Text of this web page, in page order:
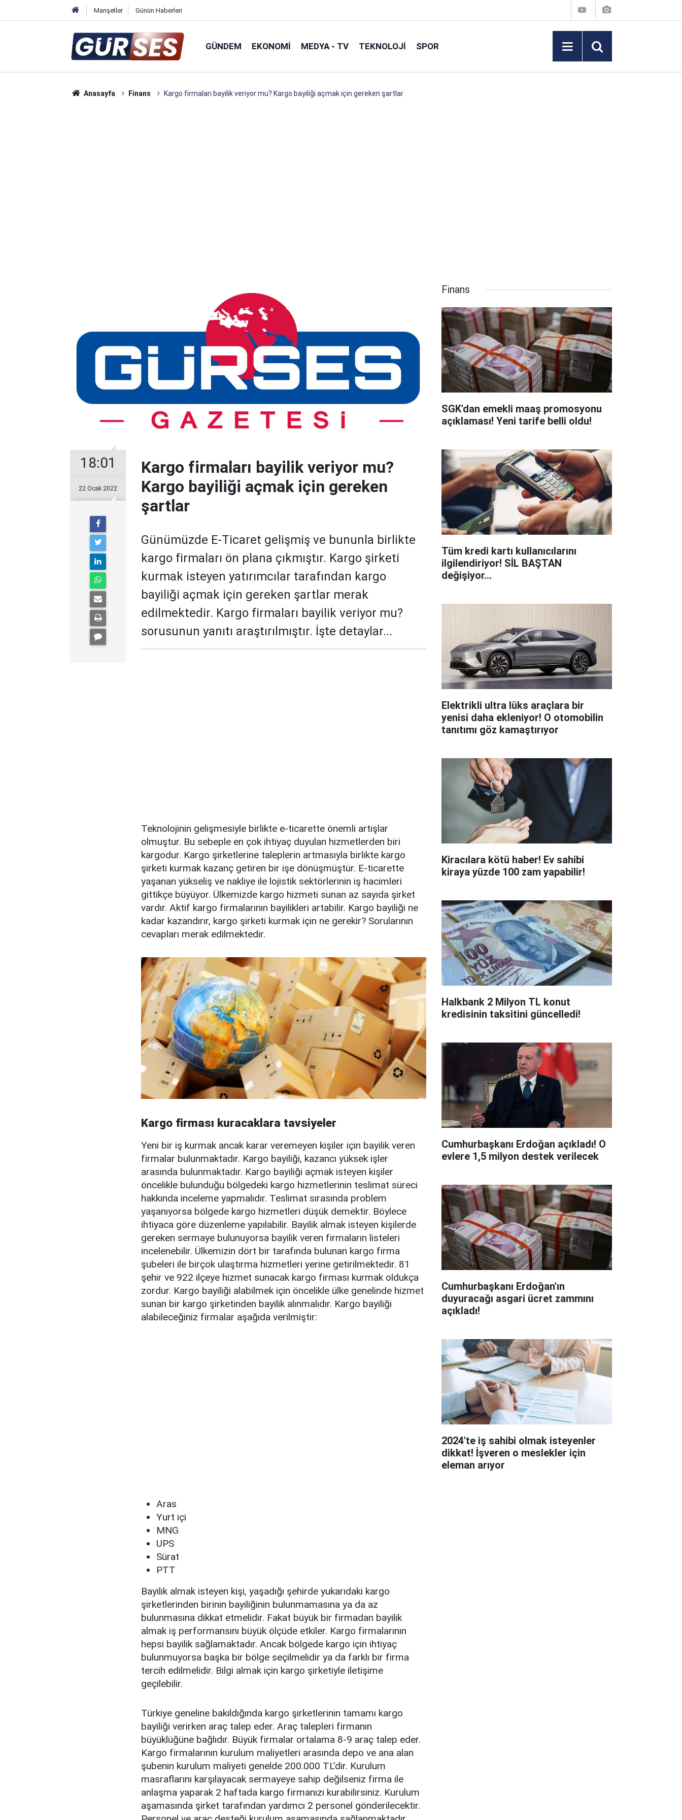
Manşetler Günün Haberleri
GÜNDEM EKONOMI MEDYA - TV TEKNOLOJI SPOR
Anasayfa Finans Kargo firmaları bayilik veriyor mu? Kargo bayiliği açmak için gereken şartlar
18:01
22 Ocak 2022
Kargo firmaları bayilik veriyor mu?
Kargo bayiliği açmak için gereken
şartlar
Günümüzde E-Ticaret gelişmiş ve bununla birlikte
kargo firmaları ön plana çıkmıştır. Kargo şirketi
kurmak isteyen yatırımcılar tarafından kargo
bayiliği açmak için gereken şartlar merak
edilmektedir. Kargo firmaları bayilik veriyor mu?
sorusunun yanıtı araştırılmıştır. İşte detaylar...
Teknolojinin gelişmesiyle birlikte e-ticarette önemli artışlar
olmuştur. Bu sebeple en çok ihtiyaç duyulan hizmetlerden biri
kargodur. Kargo şirketlerine taleplerin artmasıyla birlikte kargo
şirketi kurmak kazanç getiren bir işe dönüşmüştür. E-ticarette
yaşanan yükseliş ve nakliye ile lojistik sektörlerinin iş hacimleri
gittikçe büyüyor. Ülkemizde kargo hizmeti sunan az sayıda şirket
vardır. Aktif kargo firmalarının bayilikleri artabilir. Kargo bayiliği ne
kadar kazandırır, kargo şirketi kurmak için ne gerekir? Sorularının
cevapları merak edilmektedir.
Kargo firması kuracaklara tavsiyeler
Yeni bir iş kurmak ancak karar veremeyen kişiler için bayilik veren
firmalar bulunmaktadır. Kargo bayiliği, kazancı yüksek işler
arasında bulunmaktadır. Kargo bayiliği açmak isteyen kişiler
öncelikle bulunduğu bölgedeki kargo hizmetlerinin teslimat süreci
hakkında inceleme yapmalıdır. Teslimat sırasında problem
yaşanıyorsa bölgede kargo hizmetleri düşük demektir. Böylece
ihtiyaca göre düzenleme yapılabilir. Bayilik almak isteyen kişilerde
gereken sermaye bulunuyorsa bayilik veren firmaların listeleri
incelenebilir. Ülkemizin dört bir tarafında bulunan kargo firma
şubeleri ile birçok ulaştırma hizmetleri yerine getirilmektedir. 81
şehir ve 922 ilçeye hizmet sunacak kargo firması kurmak oldukça
zordur. Kargo bayiliği alabilmek için öncelikle ülke genelinde hizmet
sunan bir kargo şirketinden bayilik alınmalıdır. Kargo bayiliği
alabileceğiniz firmalar aşağıda verilmiştir:
Aras
Yurt içi
MNG
UPS
Sürat
PTT
Bayilik almak isteyen kişi, yaşadığı şehirde yukarıdaki kargo
şirketlerinden birinin bayiliğinin bulunmamasına ya da az
bulunmasına dikkat etmelidir. Fakat büyük bir firmadan bayilik
almak iş performansını büyük ölçüde etkiler. Kargo firmalarının
hepsi bayilik sağlamaktadır. Ancak bölgede kargo için ihtiyaç
bulunmuyorsa başka bir bölge seçilmelidir ya da farklı bir firma
tercih edilmelidir. Bilgi almak için kargo şirketiyle iletişime
geçilebilir.
Türkiye geneline bakıldığında kargo şirketlerinin tamamı kargo
bayiliği verirken araç talep eder. Araç talepleri firmanın
büyüklüğüne bağlıdır. Büyük firmalar ortalama 8-9 araç talep eder.
Kargo firmalarının kurulum maliyetleri arasında depo ve ana alan
şubenin kurulum maliyeti genelde 200.000 TL’dir. Kurulum
masraflarını karşılayacak sermayeye sahip değilseniz firma ile
anlaşma yaparak 2 haftada kargo firmanızı kurabilirsiniz. Kurulum
aşamasında şirket tarafından yardımcı 2 personel gönderilecektir.
Finans
SGK'dan emekli maaş promosyonu
açıklaması! Yeni tarife belli oldu!
Tüm kredi kartı kullanıcılarını
ilgilendiriyor! SİL BAŞTAN
değişiyor...
Elektrikli ultra lüks araçlara bir
yenisi daha ekleniyor! O otomobilin
tanıtımı göz kamaştırıyor
Kiracılara kötü haber! Ev sahibi
kiraya yüzde 100 zam yapabilir!
Halkbank 2 Milyon TL konut
kredisinin taksitini güncelledi!
Cumhurbaşkanı Erdoğan açıkladı! O
evlere 1,5 milyon destek verilecek
Cumhurbaşkanı Erdoğan'ın
duyuracağı asgari ücret zammını
açıkladı!
2024'te iş sahibi olmak isteyenler
dikkat! İşveren o meslekler için
eleman arıyor